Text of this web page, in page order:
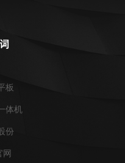
板
体机
份
网